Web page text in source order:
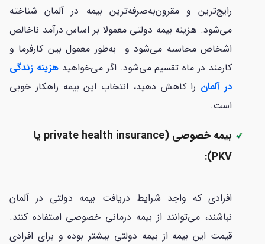
رایج‌ترین و مقرون‌به‌صرفه‌ترین بیمه در آلمان شناخته
می‌شود. هزینه بیمه دولتی معمولا بر اساس درآمد ناخالص
اشخاص محاسبه می‌شود و به‌طور معمول بین کارفرما و
کارمند در ماه تقسیم می‌شود. اگر می‌خواهیدهزینه زندگی
در آلمان را کاهش دهید، انتخاب این بیمه راهکار خوبی
است.
بیمه خصوصی (private health insurance یا
PKV):
افرادی که واجد شرایط دریافت بیمه دولتی در آلمان
نباشند، می‌توانند از بیمه درمانی خصوصی استفاده کنند.
قیمت این بیمه از بیمه دولتی بیشتر بوده و برای افرادی